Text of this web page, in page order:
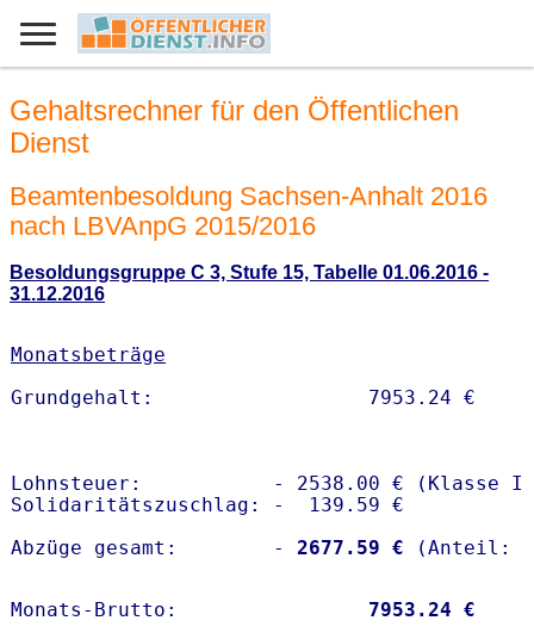
Gehaltsrechner für den Öffentlichen
Dienst
Beamtenbesoldung Sachsen-Anhalt 2016
nach LBVAnpG 2015/2016
Besoldungsgruppe C 3, Stufe 15, Tabelle 01.06.2016 -
31.12.2016
Monatsbeträge
Lohnsteuer:           - 2538.00 € (Klasse I)
Solidaritätszuschlag: -  139.59 €
Abzüge gesamt:        -
2677.59 €
Monats-Brutto: 7953.24 €